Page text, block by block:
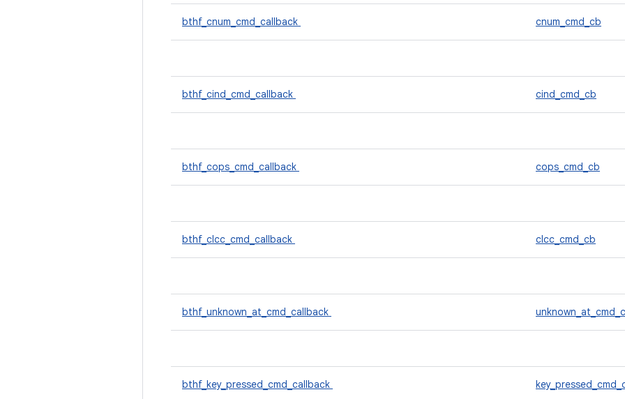
bthf_cnum_cmd_callback cnum_cmd_cb
bthf_cind_cmd_callback cind_cmd_cb
bthf_cops_cmd_callback cops_cmd_cb
bthf_clcc_cmd_callback clcc_cmd_cb
bthf_unknown_at_cmd_callback
bthf_key_pressed_cmd_callback